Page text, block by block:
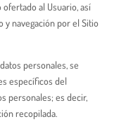
al Usuario, así
y navegación por el Sitio
personales, se
específicos del
personales; es decir,
recopilada.